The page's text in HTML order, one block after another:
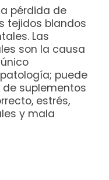
pérdida de
tejidos blandos
Las
son la causa
puede
suplementos
estrés,
y mala